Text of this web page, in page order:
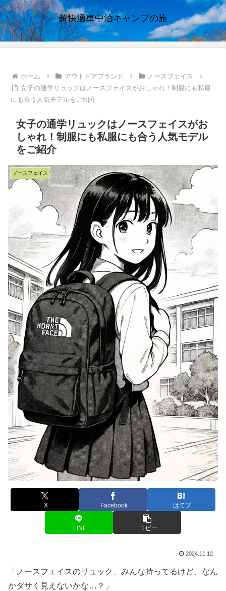
超快適車中泊キャンプの旅
ホーム アウトドアブランド
ノースフェイス
女子の通学リュックはノースフェイスがおしゃれ！制服にも私服
にも合う人気モデルをご紹介
女子の通学リュックはノースフェイスがお
しゃれ！制服にも私服にも合う人気モデル
をご紹介
ノースフェイス
X Facebook はてブ
LINE コピー
2024.11.12
「ノースフェイスのリュック、みんな持ってるけど、なん
かダサく見えないかな…？」